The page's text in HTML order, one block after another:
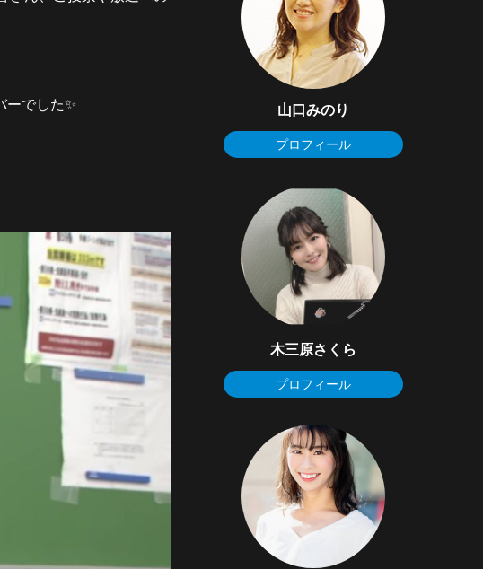
ーでした✨ 山口みのり
プロフィール
木三原さくら
プロフィール